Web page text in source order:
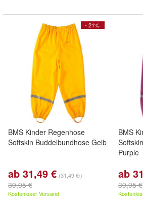
- 21%
BMS Kinder Regenhose
Softskin Buddelbundhose Gelb
ab 31,49 € (31,49 €/)
39,95 €
Kostenloser Versand
BMS
Purple
ab
39,95 €